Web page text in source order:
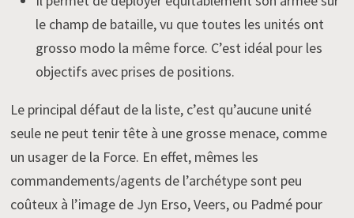
le champ de bataille, vu que toutes les unités ont
grosso modo la même force. C’est idéal pour les
objectifs avec prises de positions.
Le principal défaut de la liste, c’est qu’aucune unité
seule ne peut tenir tête à une grosse menace, comme
un usager de la Force. En effet, mêmes les
commandements/agents de l’archétype sont peu
coûteux à l’image de Jyn Erso, Veers, ou Padmé pour